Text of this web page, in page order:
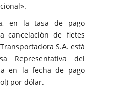
en la tasa de pago
cancelación de fletes
S.A. está
Representativa del
en la fecha de pago
por dólar.